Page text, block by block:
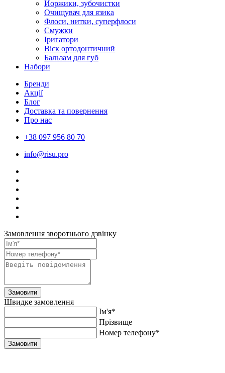
Йоржики, зубочистки
Очищувач для язика
Флоси, нитки, суперфлоси
Смужки
Іригатори
Віск ортодонтичний
Бальзам для губ
Набори
Бренди
Акції
Блог
Доставка та повернення
Про нас
+38 097 956 80 70
info@risu.pro
Замовлення зворотнього дзвінку
Замовити
Швидке замовлення
Ім'я*
Прiзвище
Номер телефону*